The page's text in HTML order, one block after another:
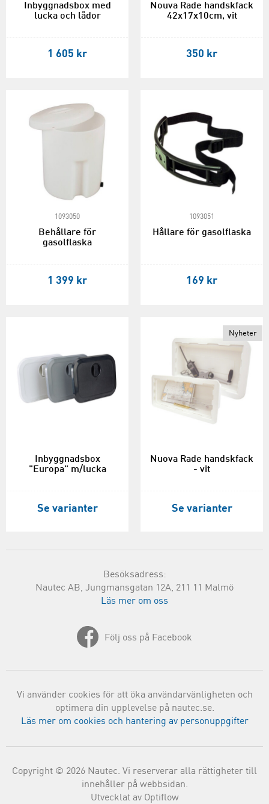
Inbyggnadsbox med
lucka och lådor
1 605 kr
Nouva Rade handskfack
42x17x10cm, vit
350 kr
1093050
Behållare för
gasolflaska
1 399 kr
1093051
Hållare för gasolflaska
169 kr
Inbyggnadsbox
"Europa" m/lucka
Se varianter
Nyheter
Nuova Rade handskfack
- vit
Se varianter
Besöksadress:
Nautec AB, Jungmansgatan 12A, 211 11 Malmö
Läs mer om oss
Följ oss på Facebook
Vi använder cookies för att öka användarvänligheten och
optimera din upplevelse på nautec.se.
Läs mer om cookies och hantering av personuppgifter
Copyright © 2026 Nautec. Vi reserverar alla rättigheter till
innehåller på webbsidan.
Utvecklat av Optiflow